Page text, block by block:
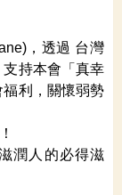
，透過 台灣
持本會「真幸
利，關懷弱勢
潤人的必得滋